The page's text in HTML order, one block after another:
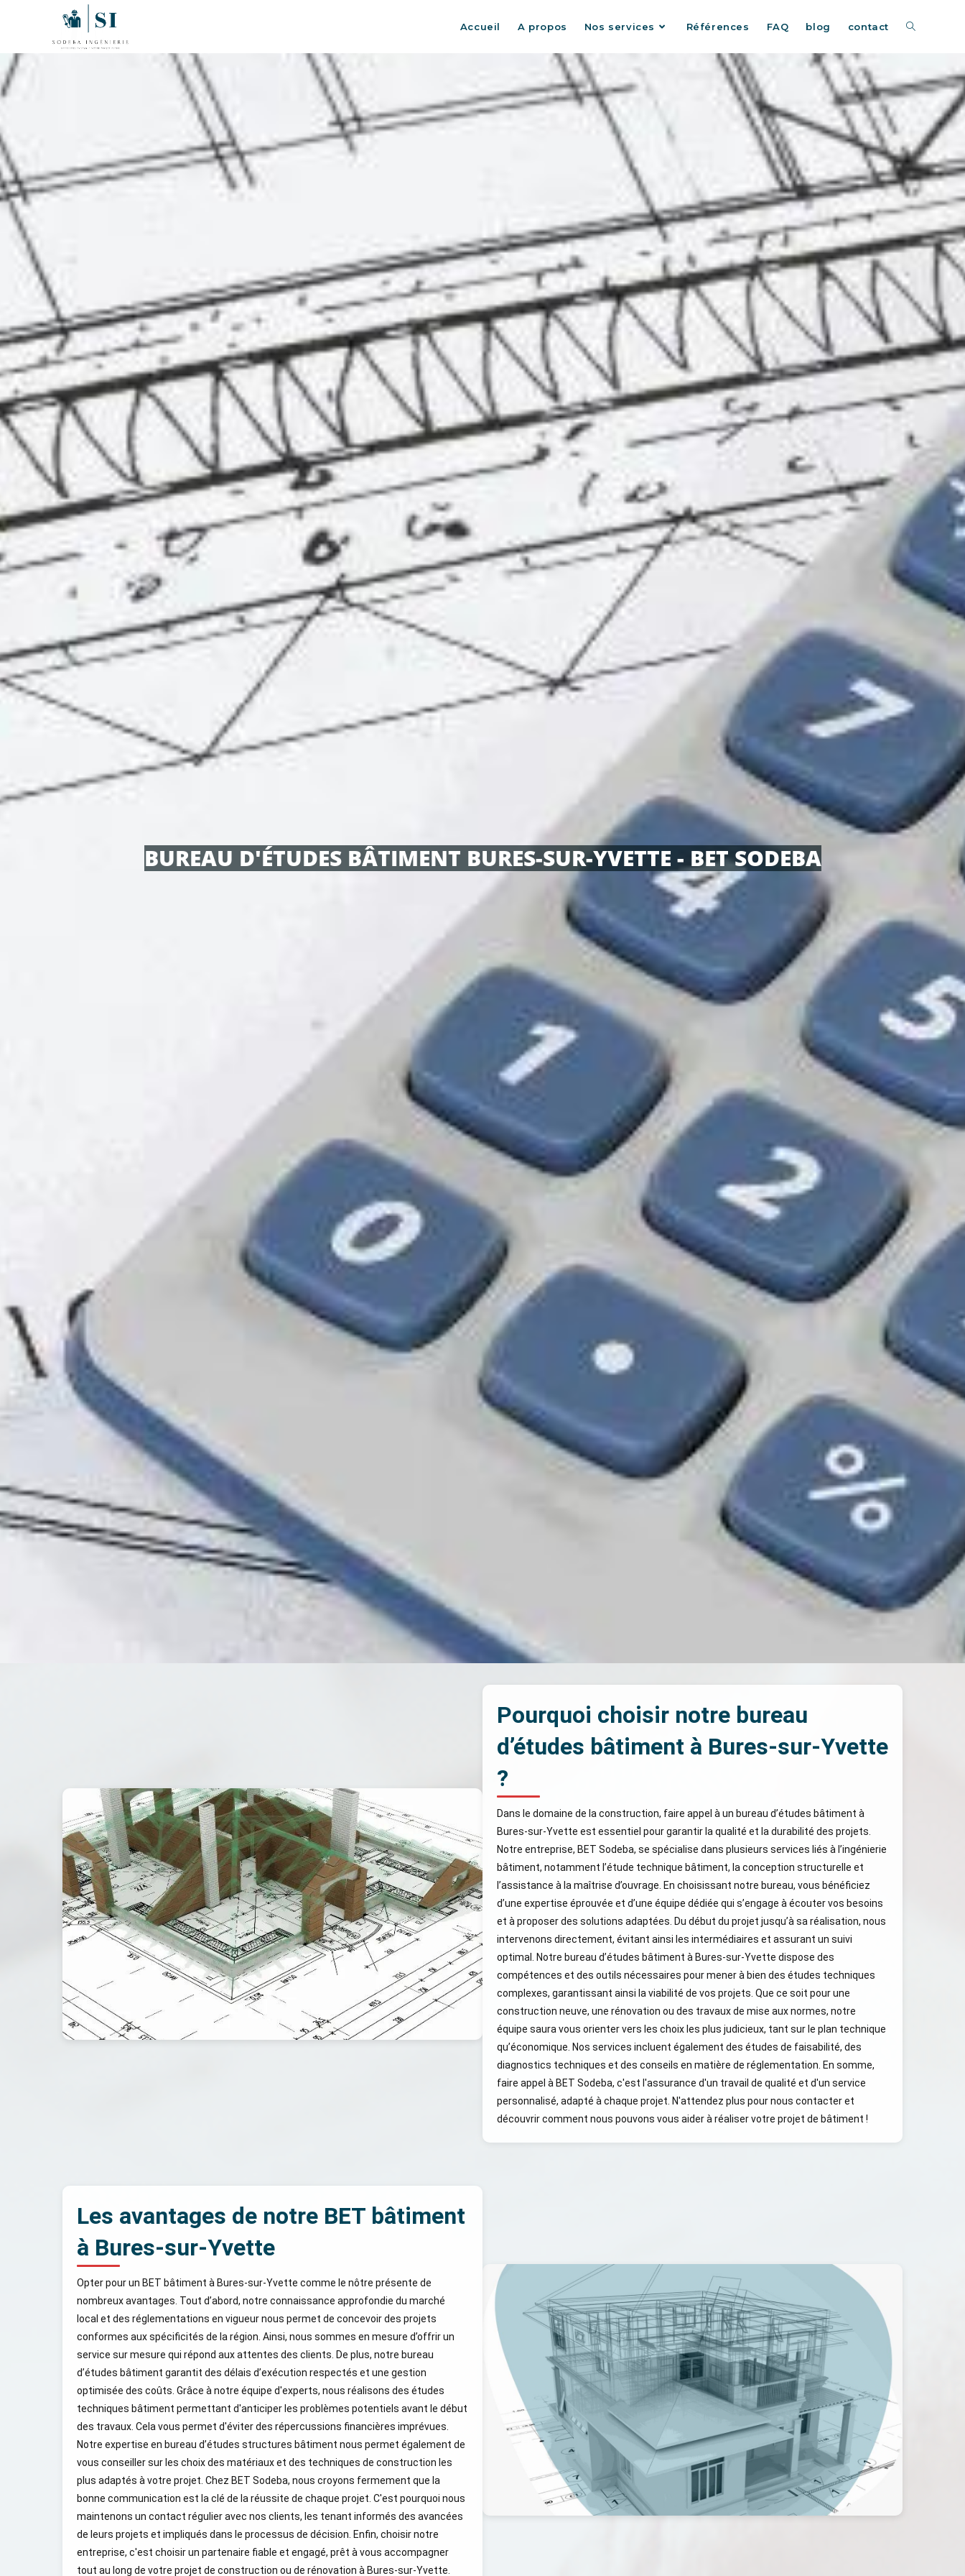
Accueil A propos Nos services Références FAQ blog contact
BUREAU D'ÉTUDES BÂTIMENT BURES-SUR-YVETTE - BET SODEBA
Pourquoi choisir notre bureau
d’études bâtiment à Bures-sur-Yvette
?
Dans le domaine de la construction, faire appel à un bureau d’études bâtiment à
Bures-sur-Yvette est essentiel pour garantir la qualité et la durabilité des projets.
Notre entreprise, BET Sodeba, se spécialise dans plusieurs services liés à l’ingénierie
bâtiment, notamment l’étude technique bâtiment, la conception structurelle et
l’assistance à la maîtrise d’ouvrage. En choisissant notre bureau, vous bénéficiez
d’une expertise éprouvée et d’une équipe dédiée qui s’engage à écouter vos besoins
et à proposer des solutions adaptées. Du début du projet jusqu’à sa réalisation, nous
intervenons directement, évitant ainsi les intermédiaires et assurant un suivi
optimal. Notre bureau d’études bâtiment à Bures-sur-Yvette dispose des
compétences et des outils nécessaires pour mener à bien des études techniques
complexes, garantissant ainsi la viabilité de vos projets. Que ce soit pour une
construction neuve, une rénovation ou des travaux de mise aux normes, notre
équipe saura vous orienter vers les choix les plus judicieux, tant sur le plan technique
qu’économique. Nos services incluent également des études de faisabilité, des
diagnostics techniques et des conseils en matière de réglementation. En somme,
faire appel à BET Sodeba, c'est l'assurance d'un travail de qualité et d'un service
personnalisé, adapté à chaque projet. N'attendez plus pour nous contacter et
découvrir comment nous pouvons vous aider à réaliser votre projet de bâtiment !
Les avantages de notre BET bâtiment
à Bures-sur-Yvette
Opter pour un BET bâtiment à Bures-sur-Yvette comme le nôtre présente de
nombreux avantages. Tout d’abord, notre connaissance approfondie du marché
local et des réglementations en vigueur nous permet de concevoir des projets
conformes aux spécificités de la région. Ainsi, nous sommes en mesure d’offrir un
service sur mesure qui répond aux attentes des clients. De plus, notre bureau
d’études bâtiment garantit des délais d’exécution respectés et une gestion
optimisée des coûts. Grâce à notre équipe d'experts, nous réalisons des études
techniques bâtiment permettant d'anticiper les problèmes potentiels avant le début
des travaux. Cela vous permet d'éviter des répercussions financières imprévues.
Notre expertise en bureau d’études structures bâtiment nous permet également de
vous conseiller sur les choix des matériaux et des techniques de construction les
plus adaptés à votre projet. Chez BET Sodeba, nous croyons fermement que la
bonne communication est la clé de la réussite de chaque projet. C'est pourquoi nous
maintenons un contact régulier avec nos clients, les tenant informés des avancées
de leurs projets et impliqués dans le processus de décision. Enfin, choisir notre
entreprise, c'est choisir un partenaire fiable et engagé, prêt à vous accompagner
tout au long de votre projet de construction ou de rénovation à Bures-sur-Yvette.